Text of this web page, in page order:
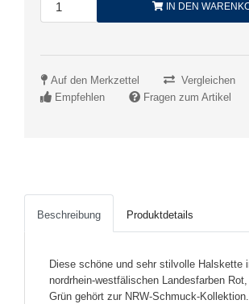
IN DEN
Auf den Merkzettel
Vergleichen
Empfehlen
Fragen zum Artikel
Beschreibung Produktdetails
Diese schöne und sehr stilvolle Halskette
nordrhein-westfälischen Landesfarben
Grün gehört zur NRW-Schmuck-